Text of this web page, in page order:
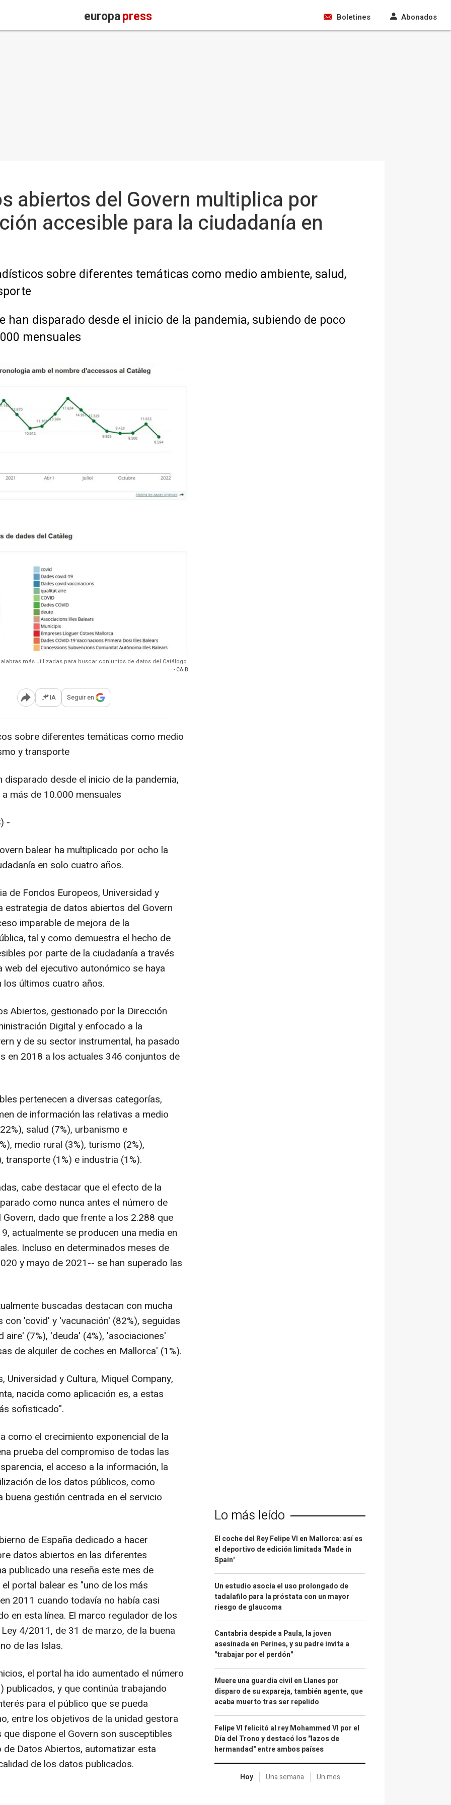
europapress Boletines Abonados
abiertos del Govern multiplica por
accesible para la ciudadanía en
sobre diferentes temáticas como medio ambiente, salud,
han disparado desde el inicio de la pandemia, subiendo de poco
mensuales
más utilizadas para buscar conjuntos de datos del Catálogo.
- CAIB
Abrir opciones para compartir
IA Seguir en
sobre diferentes temáticas como medio
y transporte
desde el inicio de la pandemia,
más de 10.000 mensuales
-
balear ha multiplicado por ocho la
en solo cuatro años.
de Fondos Europeos, Universidad y
estrategia de datos abiertos del Govern
imparable de mejora de la
tal y como demuestra el hecho de
por parte de la ciudadanía a través
del ejecutivo autonómico se haya
últimos cuatro años.
Abiertos, gestionado por la Dirección
Digital y enfocado a la
y de su sector instrumental, ha pasado
en 2018 a los actuales 346 conjuntos de
pertenecen a diversas categorías,
de información las relativas a medio
salud (7%), urbanismo e
medio rural (3%), turismo (2%),
transporte (1%) e industria (1%).
cabe destacar que el efecto de la
como nunca antes el número de
dado que frente a los 2.288 que
actualmente se producen una media en
Incluso en determinados meses de
y mayo de 2021-- se han superado las
buscadas destacan con mucha
'covid' y 'vacunación' (82%), seguidas
(7%), 'deuda' (4%), 'asociaciones'
de alquiler de coches en Mallorca' (1%).
Universidad y Cultura, Miquel Company,
nacida como aplicación es, a estas
sofisticado".
como el crecimiento exponencial de la
prueba del compromiso de todas las
el acceso a la información, la
de los datos públicos, como
gestión centrada en el servicio
de España dedicado a hacer
datos abiertos en las diferentes
publicado una reseña este mes de
portal balear es "uno de los más
2011 cuando todavía no había casi
en esta línea. El marco regulador de los
4/2011, de 31 de marzo, de la buena
de las Islas.
el portal ha ido aumentado el número
y que continúa trabajando
para el público que se pueda
entre los objetivos de la unidad gestora
dispone el Govern son susceptibles
Datos Abiertos, automatizar esta
de los datos publicados.
Lo más leído
El coche del Rey Felipe VI en Mallorca: así es
el deportivo de edición limitada 'Made in
Spain'
Un estudio asocia el uso prolongado de
tadalafilo para la próstata con un mayor
riesgo de glaucoma
Cantabria despide a Paula, la joven
asesinada en Perines, y su padre invita a
"trabajar por el perdón"
Muere una guardia civil en Llanes por
disparo de su expareja, también agente, que
acaba muerto tras ser repelido
Felipe VI felicitó al rey Mohammed VI por el
Día del Trono y destacó los "lazos de
hermandad" entre ambos países
Hoy Una semana Un mes